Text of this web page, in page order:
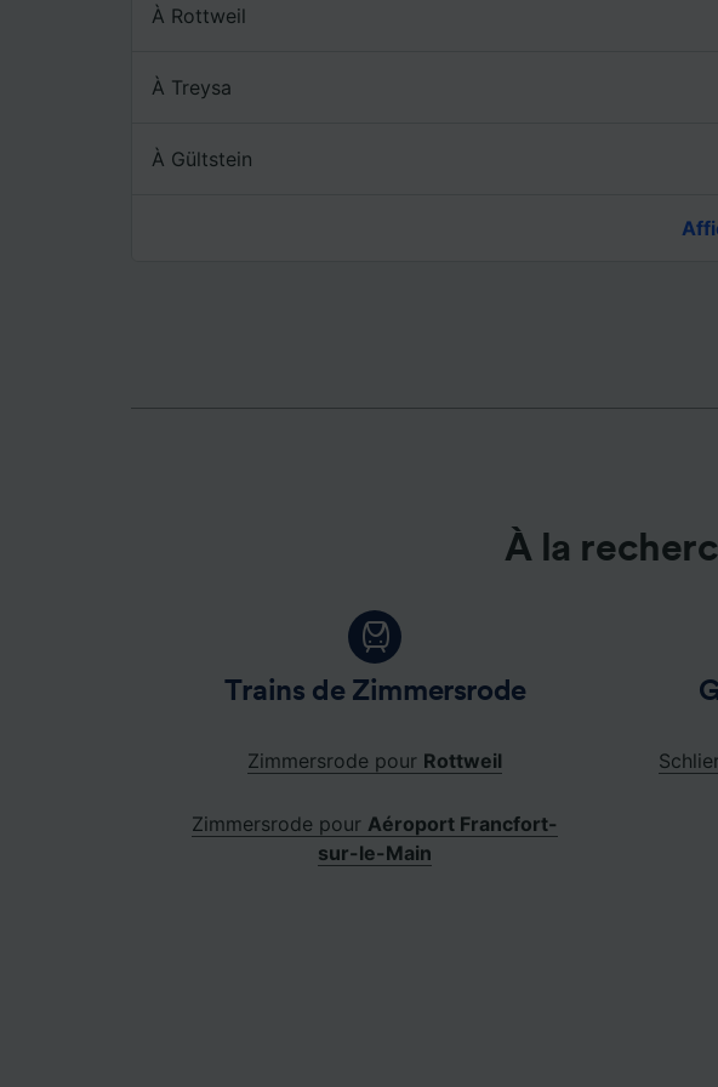
À Rottweil
À Treysa
À Gültstein
À la
Trains de Zimmersrode
Zimmersrode pour Rottweil
Zimmersrode pour Aéroport Francfort-
sur-le-Main